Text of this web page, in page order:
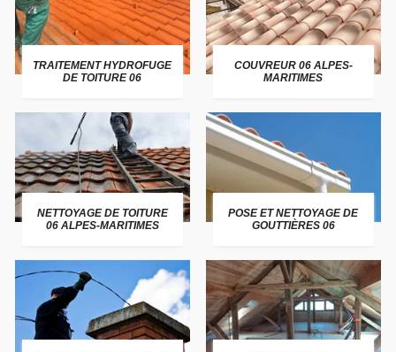
TRAITEMENT HYDROFUGE
DE TOITURE 06
COUVREUR 06 ALPES-
MARITIMES
NETTOYAGE DE TOITURE
06 ALPES-MARITIMES
POSE ET NETTOYAGE DE
GOUTTIÈRES 06